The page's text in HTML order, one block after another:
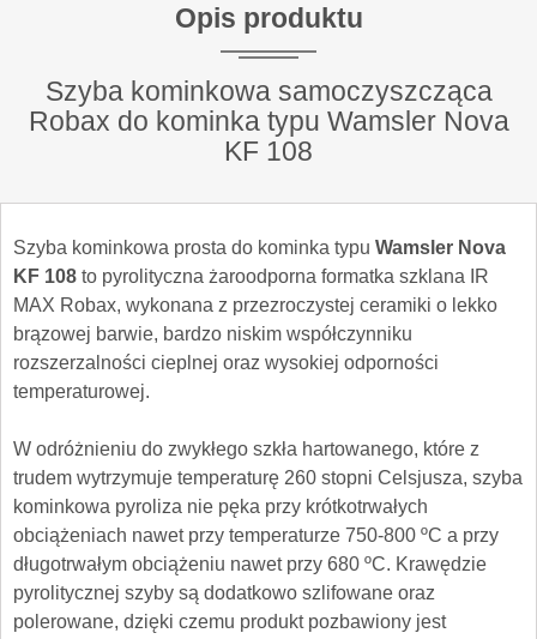
Opis produktu
Szyba kominkowa samoczyszcząca
Robax do kominka typu Wamsler Nova
KF 108
Szyba kominkowa prosta do kominka typu Wamsler Nova
KF 108 to pyrolityczna żaroodporna formatka szklana IR
MAX Robax, wykonana z przezroczystej ceramiki o lekko
brązowej barwie, bardzo niskim współczynniku
rozszerzalności cieplnej oraz wysokiej odporności
temperaturowej.
W odróżnieniu do zwykłego szkła hartowanego, które z
trudem wytrzymuje temperaturę 260 stopni Celsjusza, szyba
kominkowa pyroliza nie pęka przy krótkotrwałych
obciążeniach nawet przy temperaturze 750-800 ºC a przy
długotrwałym obciążeniu nawet przy 680 ºC. Krawędzie
pyrolitycznej szyby są dodatkowo szlifowane oraz
polerowane, dzięki czemu produkt pozbawiony jest